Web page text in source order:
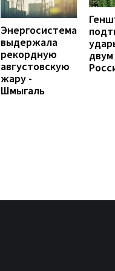
Энергосистема
выдержала
рекордную
августовскую
жару -
Шмыгаль